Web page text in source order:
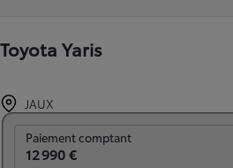
Toyota Yaris
JAUX
Paiement comptant
12 990 €